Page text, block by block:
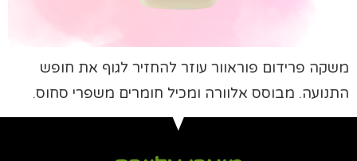
משקה פרידום פוראוור עוזר להחזיר לגוף את חופש
התנועה. מבוסס אלוורה ומכיל חומרים משפרי סחוס.